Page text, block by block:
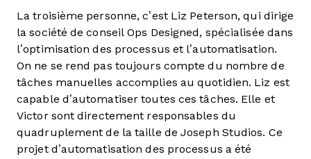
La troisième personne, c’est Liz Peterson, qui dirige
la société de conseil Ops Designed, spécialisée dans
l’optimisation des processus et l’automatisation.
On ne se rend pas toujours compte du nombre de
tâches manuelles accomplies au quotidien. Liz est
capable d’automatiser toutes ces tâches. Elle et
Victor sont directement responsables du
quadruplement de la taille de Joseph Studios. Ce
projet d’automatisation des processus a été